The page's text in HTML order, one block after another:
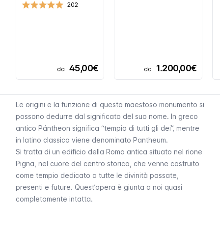
202
da 45,00€ da 1.200,00€
Le origini e la funzione di questo maestoso monumento si
possono dedurre dal significato del suo nome. In greco
antico Pántheon significa “tempio di tutti gli dei”, mentre
in latino classico viene denominato Pantheum.
Si tratta di un edificio della Roma antica situato nel rione
Pigna, nel cuore del centro storico, che venne costruito
come tempio dedicato a tutte le divinità passate,
presenti e future. Quest’opera è giunta a noi quasi
completamente intatta.